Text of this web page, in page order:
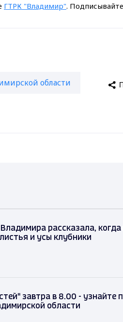
ГТРК "Владимир".
области
рассказала, когда
и усы клубники
завтра в 8.00 - узнайте
области